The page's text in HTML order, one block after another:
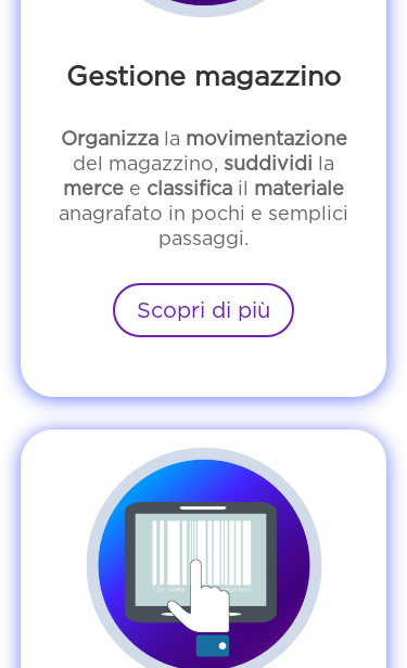
Gestione magazzino
Organizzala movimentazione
del magazzino, suddividi la
merce e classifica il materiale
anagrafato in pochi e semplici
passaggi.
Scopri di più